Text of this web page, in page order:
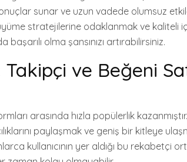
sunar ve uzun vadede olumsuz
stratejilerine odaklanmak ve kaliteli
olma şansınızı artırabilirsiniz.
Takipçi ve Beğeni
arasında hızla popülerlik
paylaşmak ve geniş bir kitleye
kullanıcının yer aldığı bu rekabetçi